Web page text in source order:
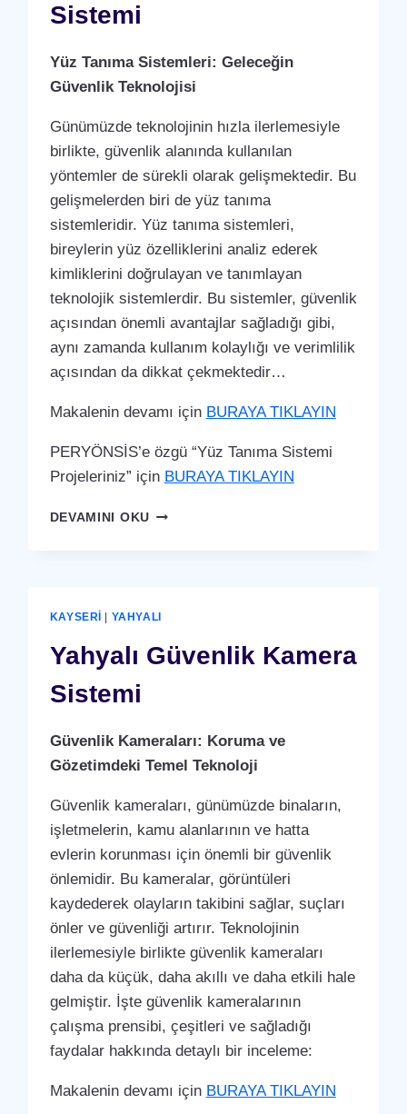
Sistemi
Yüz Tanıma Sistemleri: Geleceğin
Güvenlik Teknolojisi
Günümüzde teknolojinin hızla ilerlemesiyle
birlikte, güvenlik alanında kullanılan
yöntemler de sürekli olarak gelişmektedir. Bu
gelişmelerden biri de yüz tanıma
sistemleridir. Yüz tanıma sistemleri,
bireylerin yüz özelliklerini analiz ederek
kimliklerini doğrulayan ve tanımlayan
teknolojik sistemlerdir. Bu sistemler, güvenlik
açısından önemli avantajlar sağladığı gibi,
aynı zamanda kullanım kolaylığı ve verimlilik
açısından da dikkat çekmektedir…
Makalenin devamı için BURAYA TIKLAYIN
PERYÖNSİS’e özgü “Yüz Tanıma Sistemi
Projeleriniz” için BURAYA TIKLAYIN
DEVAMINI OKUYAHYALI
KAYSERI YAHYALI
Yahyalı Güvenlik Kamera
Sistemi
Güvenlik Kameraları: Koruma ve
Gözetimdeki Temel Teknoloji
Güvenlik kameraları, günümüzde binaların,
işletmelerin, kamu alanlarının ve hatta
evlerin korunması için önemli bir güvenlik
önlemidir. Bu kameralar, görüntüleri
kaydederek olayların takibini sağlar, suçları
önler ve güvenliği artırır. Teknolojinin
ilerlemesiyle birlikte güvenlik kameraları
daha da küçük, daha akıllı ve daha etkili hale
gelmiştir. İşte güvenlik kameralarının
çalışma prensibi, çeşitleri ve sağladığı
faydalar hakkında detaylı bir inceleme:
Makalenin devamı için BURAYA TIKLAYIN